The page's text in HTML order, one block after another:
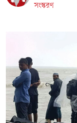
সংস্করণ